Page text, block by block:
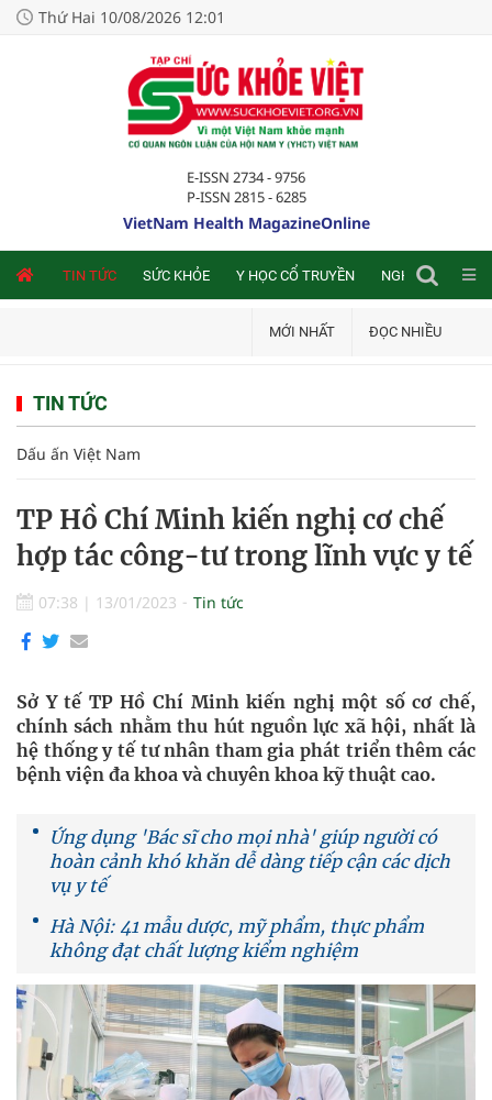
Thứ Hai 10/08/2026 12:01
E-ISSN 2734 - 9756
P-ISSN 2815 - 6285
VietNam Health MagazineOnline
TIN TỨC SỨC KHỎE Y HỌC CỔ TRUYỀN NGHIÊN CỨU
MỚI NHẤT ĐỌC NHIỀU
TIN TỨC
Dấu ấn Việt Nam
TP Hồ Chí Minh kiến nghị cơ chế
hợp tác công-tư trong lĩnh vực y tế
07:38 | 13/01/2023 Tin tức
Sở Y tế TP Hồ Chí Minh kiến nghị một số cơ chế,
chính sách nhằm thu hút nguồn lực xã hội, nhất là
hệ thống y tế tư nhân tham gia phát triển thêm các
bệnh viện đa khoa và chuyên khoa kỹ thuật cao.
Ứng dụng 'Bác sĩ cho mọi nhà' giúp người có
hoàn cảnh khó khăn dễ dàng tiếp cận các dịch
vụ y tế
Hà Nội: 41 mẫu dược, mỹ phẩm, thực phẩm
không đạt chất lượng kiểm nghiệm